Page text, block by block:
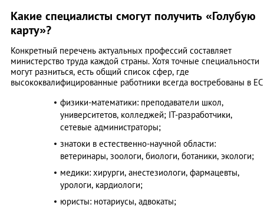
Какие специалисты смогут получить «Голубую
карту»?
Конкретный перечень актуальных профессий составляет
министерство труда каждой страны. Хотя точные специальности
могут разниться, есть общий список сфер, где
высококвалифицированные работники всегда востребованы в
физики-математики: преподаватели школ,
университетов, колледжей; IT-разработчики,
сетевые администраторы;
знатоки в естественно-научной области:
ветеринары, зоологи, биологи, ботаники, экологи;
медики: хирурги, анестезиологи, фармацевты,
урологи, кардиологи;
юристы: нотариусы, адвокаты;